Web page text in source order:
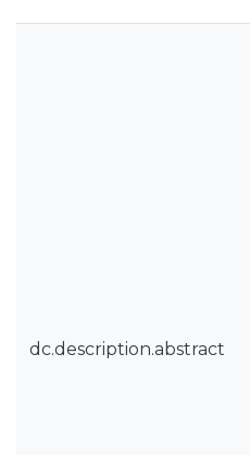
dc.description.abstract